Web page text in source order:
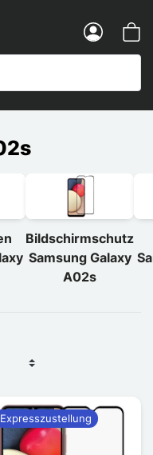
und Zubehör für
Bildschirmschutz
Samsung Galaxy
A02s
Expresszustellung